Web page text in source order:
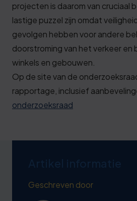
projecten is daarom van cruciaal
lastige puzzel zijn omdat
gevolgen hebben voor andere
doorstroming van het verkeer en
winkels en gebouwen.
Op de site van de
rapportage, inclusief
onderzoeksraad
Geschreven door